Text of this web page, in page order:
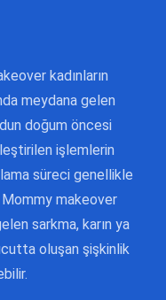
kadınların
meydana gelen
doğum öncesi
işlemlerin
süreci genellikle
makeover
sarkma, karın ya
oluşan şişkinlik